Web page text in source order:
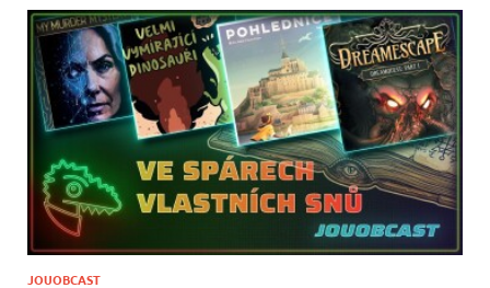
JOUOBCAST